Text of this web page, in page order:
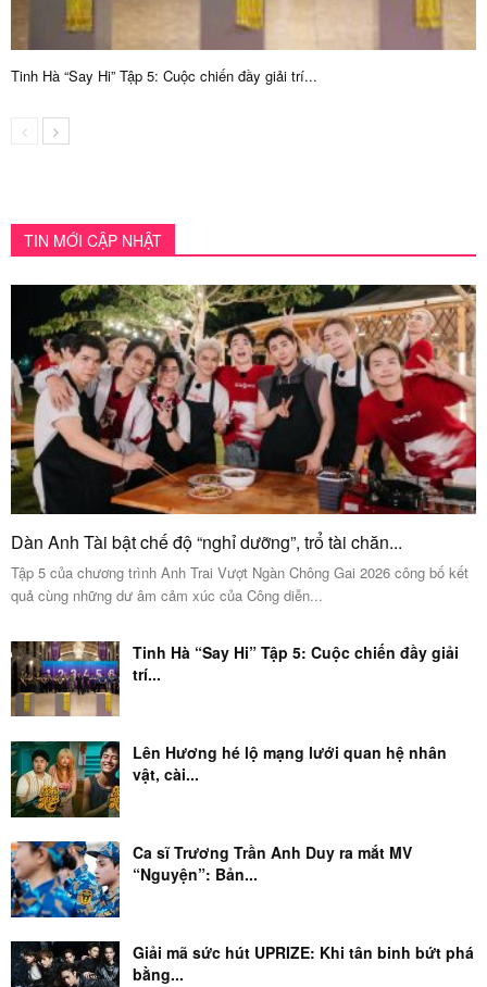
Tinh Hà “Say Hi” Tập 5: Cuộc chiến đầy giải trí...
TIN MỚI CẬP NHẬT
Dàn Anh Tài bật chế độ “nghỉ dưỡng”, trổ tài chăn...
Tập 5 của chương trình Anh Trai Vượt Ngàn Chông Gai 2026 công bố kết
quả cùng những dư âm cảm xúc của Công diễn...
Tinh Hà “Say Hi” Tập 5: Cuộc chiến đầy giải
trí...
Lên Hương hé lộ mạng lưới quan hệ nhân
vật, cài...
Ca sĩ Trương Trần Anh Duy ra mắt MV
“Nguyện”: Bản...
Giải mã sức hút UPRIZE: Khi tân binh bứt phá
bằng...